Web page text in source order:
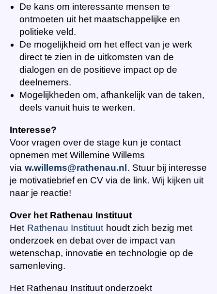
De kans om interessante mensen te
ontmoeten uit het maatschappelijke en
politieke veld.
De mogelijkheid om het effect van je werk
direct te zien in de uitkomsten van de
dialogen en de positieve impact op de
deelnemers.
Mogelijkheden om, afhankelijk van de taken,
deels vanuit huis te werken.
Interesse?
Voor vragen over de stage kun je contact
opnemen met Willemine Willems
via w.willems@rathenau.nl . Stuur bij interesse
je motivatiebrief en CV via de link. Wij kijken uit
naar je reactie!
Over het Rathenau Instituut
Het Rathenau Instituut houdt zich bezig met
onderzoek en debat over de impact van
wetenschap, innovatie en technologie op de
samenleving.
Het Rathenau Instituut onderzoekt